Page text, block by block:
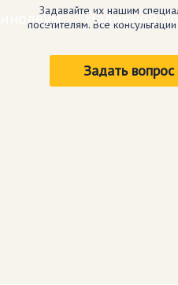
Линолеум Наливной
Задавайте их нашим
посетителям. Все
Задать вопрос